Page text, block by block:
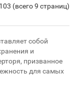
(всего 9 страниц)
собой
и
призванное
для самых